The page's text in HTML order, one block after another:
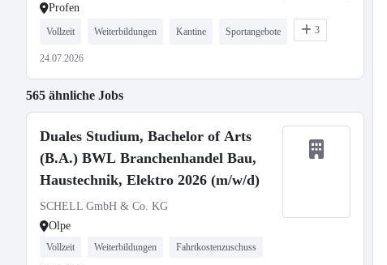
Profen
Vollzeit Weiterbildungen Kantine Sportangebote 3
24.07.2026
565 ähnliche Jobs
Duales Studium, Bachelor of Arts
(B.A.) BWL Branchenhandel Bau,
Haustechnik, Elektro 2026 (m/w/d)
SCHELL GmbH & Co. KG
Olpe
Vollzeit Weiterbildungen Fahrtkostenzuschuss